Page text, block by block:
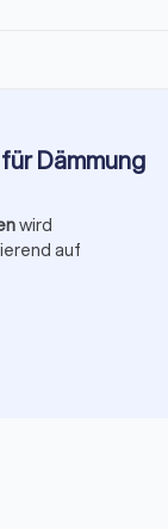
Dämmung
wird
auf